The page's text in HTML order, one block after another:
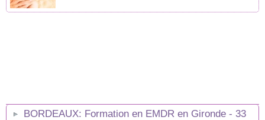
BORDEAUX: Formation en EMDR en Gironde - 33